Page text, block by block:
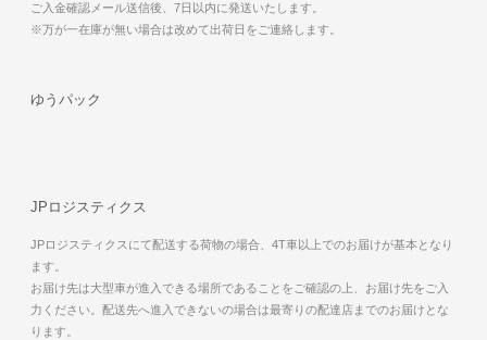
ご入金確認メール送信後、7日以内に発送いたします。
※万が一在庫が無い場合は改めて出荷日をご連絡します。
ゆうパック
JPロジスティクス
JPロジスティクスにて配送する荷物の場合、4T車以上でのお届けが基本となり
ます。
お届け先は大型車が進入できる場所であることをご確認の上、お届け先をご入
力ください。配送先へ進入できないの場合は最寄りの配達店までのお届けとな
ります。